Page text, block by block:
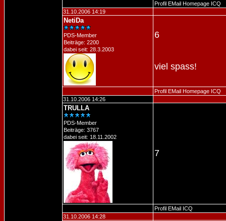
Profil EMail Homepage ICQ
31.10.2006 14:19
NetiDa
PDS-Member
Beiträge: 2200
dabei seit: 28.3.2003
6
viel spass!
Profil EMail Homepage ICQ
31.10.2006 14:26
TRULLA
PDS-Member
Beiträge: 3767
dabei seit: 18.11.2002
7
Profil EMail ICQ
31.10.2006 14:28